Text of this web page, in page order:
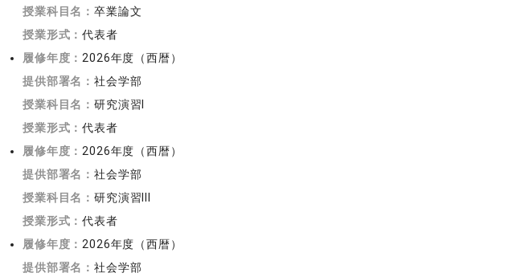
授業科目名：卒業論文
授業形式：代表者
履修年度： 2026年度（西暦）
提供部署名：社会学部
授業科目名：研究演習I
授業形式：代表者
履修年度： 2026年度（西暦）
提供部署名：社会学部
授業科目名：研究演習III
授業形式：代表者
履修年度： 2026年度（西暦）
提供部署名：社会学部